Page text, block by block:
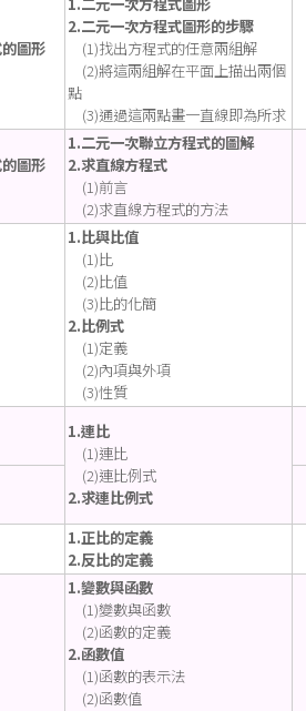
圖形
1.二元一次方程式圖形
2.二元一次方程式圖形的步驟
(1)找出方程式的任意兩組解
(2)將這兩組解在平面上描出兩個
點
(3)通過這兩點畫一直線即為所求
圖形
1.二元一次聯立方程式的圖解
2.求直線方程式
(1)前言
(2)求直線方程式的方法
1.比與比值
(1)比
(2)比值
(3)比的化簡
2.比例式
(1)定義
(2)內項與外項
(3)性質
1.連比
(1)連比
(2)連比例式
2.求連比例式
1.正比的定義
2.反比的定義
1.變數與函數
(1)變數與函數
(2)函數的定義
2.函數值
(1)函數的表示法
(2)函數值